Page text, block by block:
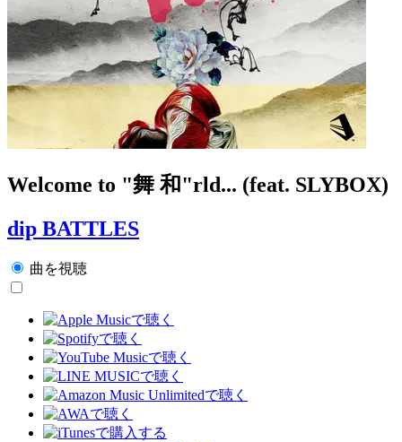
Welcome to "舞 和"rld... (feat. SLYBOX)
dip BATTLES
曲を視聴